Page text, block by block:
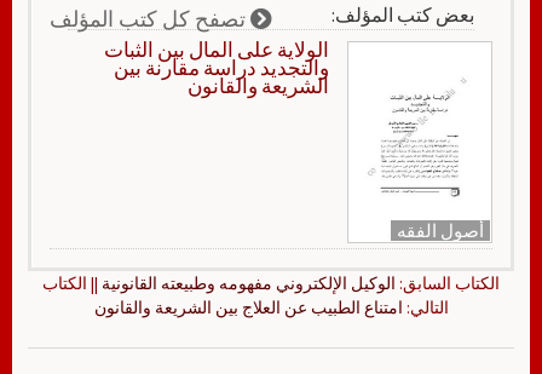
بعض كتب المؤلف: تصفح كل كتب المؤلف
أصول الفقه
الولاية على المال بين الثبات
والتجديد دراسة مقارنة بين
الشريعة والقانون
الكتاب السابق: الوكيل الإلكتروني مفهومه وطبيعته القانونية || الكتاب
التالي: امتناع الطبيب عن العلاج بين الشريعة والقانون